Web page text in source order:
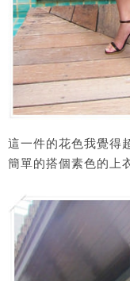
這一件的花色我覺得
簡單的搭個素色的上